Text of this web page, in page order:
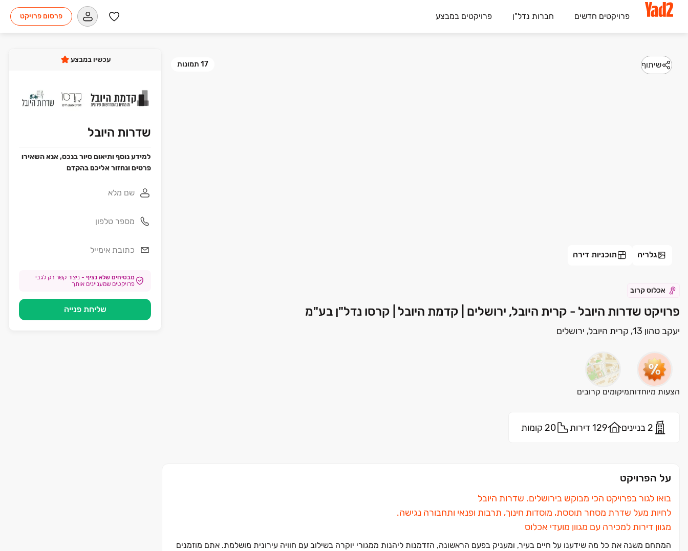
פרויקטים חדשים חברות נדל"ן פרויקטים במבצע פרסום פרויקט
17 תמונות שיתוף
גלריה תוכניות דירה
אכלוס קרוב
פרויקט שדרות היובל - קרית היובל, ירושלים | קדמת היובל | קרסו נדל"ן בע"מ
יעקב טהון 13, קרית היובל, ירושלים
הצעות מיוחדותמיקומים קרובים
2 בניינים 129 דירות 20 קומות
על הפרויקט
בואו לגור בפרויקט הכי מבוקש בירושלים. שדרות היובל
לחיות מעל שדרת מסחר תוססת, מוסדות חינוך, תרבות ופנאי ותחבורה נגישה.
מגוון דירות למכירה עם מגוון מועדי אכלוס
המתחם משנה את כל מה שידענו על חיים בעיר, ומעניק בפעם הראשונה, הזדמנות ליהנות ממגורי יוקרה בשילוב עם חוויה עירונית מושלמת. אתם מוזמנים
עכשיו במבצע
שדרות היובל
למידע נוסף ותיאום סיור בנכס, אנא השאירו
פרטים ונחזור אליכם בהקדם
מבטיחים שלא נציף - ניצור קשר רק לגבי
פרויקטים שמעניינים אותך
שליחת פנייה